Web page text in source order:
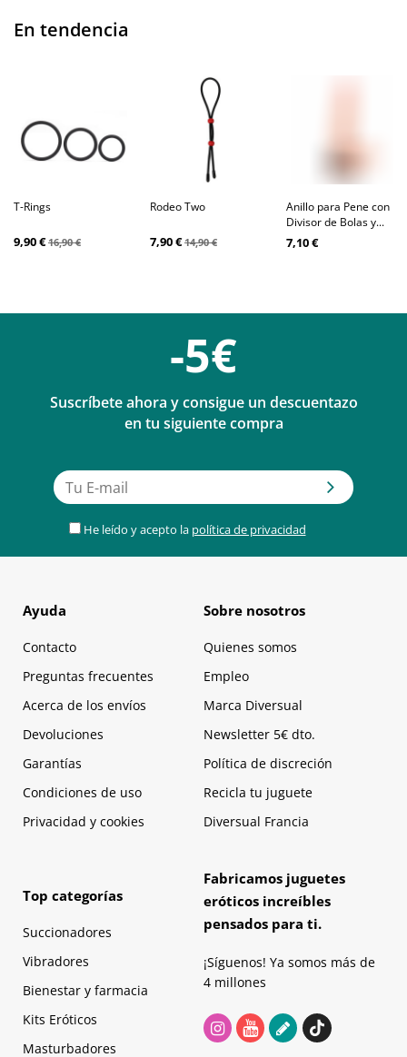
En tendencia
T-Rings
9,90 €16,90 €
Rodeo Two
7,90 €14,90 €
Anillo para Pene con
Divisor de Bolas y...
7,10 €
-5€
Suscríbete ahora y consigue un descuentazo
en tu siguiente compra
He leído y acepto la política de privacidad
Ayuda
Contacto
Preguntas frecuentes
Acerca de los envíos
Devoluciones
Garantías
Condiciones de uso
Privacidad y cookies
Sobre nosotros
Quienes somos
Empleo
Marca Diversual
Newsletter 5€ dto.
Política de discreción
Recicla tu juguete
Diversual Francia
Top categorías
Succionadores
Vibradores
Bienestar y farmacia
Kits Eróticos
Masturbadores
Fabricamos juguetes
eróticos increíbles
pensados para ti.
¡Síguenos! Ya somos más de
4 millones